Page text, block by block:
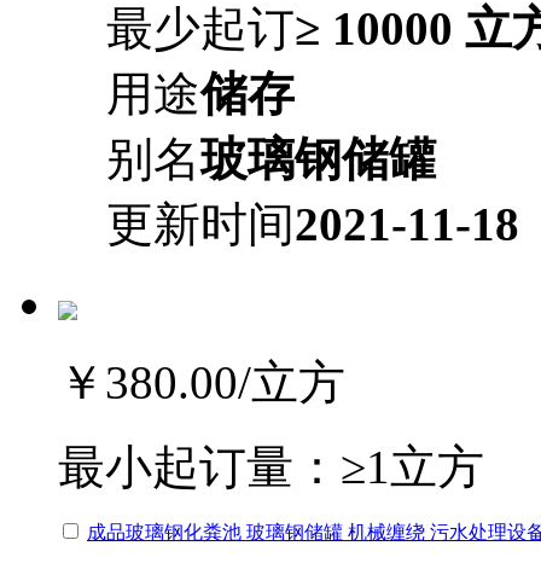
最少起订≥ 10000 立
用途储存
别名玻璃钢储罐
更新时间2021-11-18
￥380.00/立方
最小起订量： ≥1立方
成品玻璃钢化粪池 玻璃钢储罐 机械缠绕 污水处理设